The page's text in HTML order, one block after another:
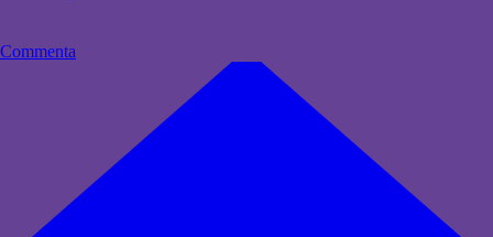
Commenta